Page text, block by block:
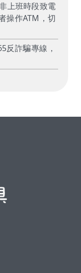
上班時段致電
操作ATM，切
反詐騙專線，